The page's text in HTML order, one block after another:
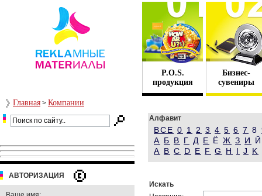
P.O.S.
продукция
Бизнес-
сувениры
Главная > Компании
АВТОРИЗАЦИЯ
Алфавит
ВСЕ 0 1 2 3 4 5 6 7 8
А Б В Г Д Е Ё Ж З И
A B C D E F G H I J K
Искать